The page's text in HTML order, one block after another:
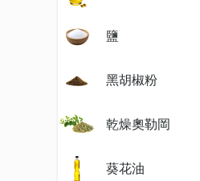
鹽
黑胡椒粉
乾燥奧勒岡
葵花油